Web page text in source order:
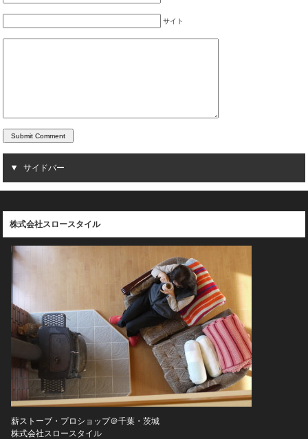
サイト
サイドバー
株式会社スロースタイル
薪ストーブ・プロショップ＠千葉・茨城
株式会社スロースタイル